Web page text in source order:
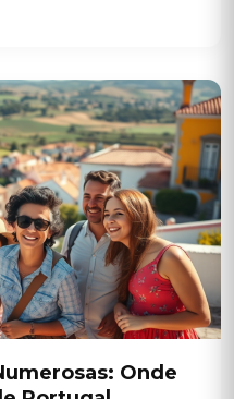
Onde